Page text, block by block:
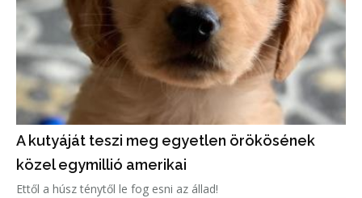
A kutyáját teszi meg egyetlen örökösének
közel egymillió amerikai
Ettől a húsz ténytől le fog esni az állad!